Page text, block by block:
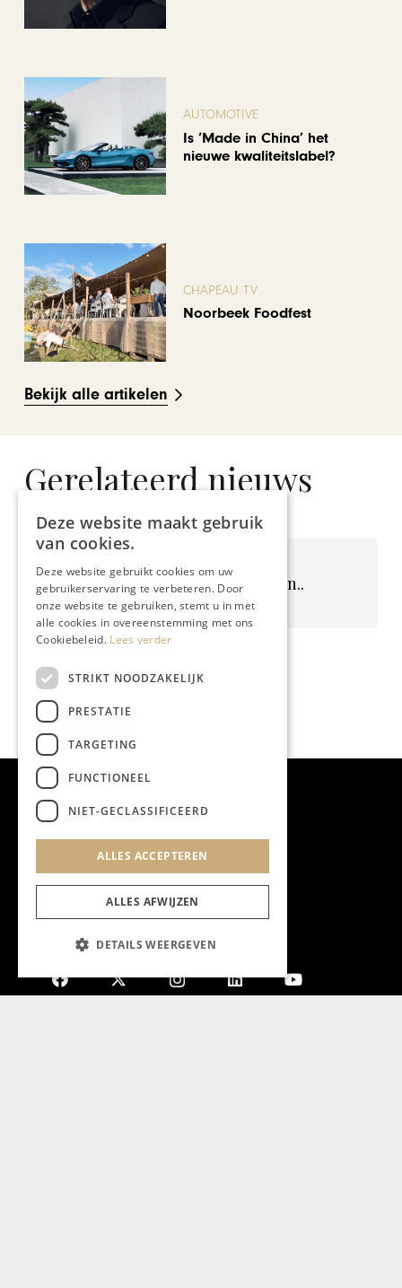
AUTOMOTIVE
Is ‘Made in China’ het
nieuwe kwaliteitslabel?
CHAPEAU TV
Noorbeek Foodfest
Bekijk alle artikelen
Gerelateerd nieuws
Geen resultaten gevonden..
Deze website maakt gebruik
van cookies.
Deze website gebruikt cookies om uw
gebruikerservaring te verbeteren. Door
onze website te gebruiken, stemt u in met
alle cookies in overeenstemming met ons
Cookiebeleid. Lees verder
STRIKT NOODZAKELIJK
PRESTATIE
TARGETING
FUNCTIONEEL
NIET-GECLASSIFICEERD
ALLES ACCEPTEREN
ALLES AFWIJZEN
DETAILS WEERGEVEN